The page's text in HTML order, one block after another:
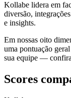
Kollabe lidera em
diversão,
e insights.
Em nossas oito
uma pontuação
sua equipe —
Scores